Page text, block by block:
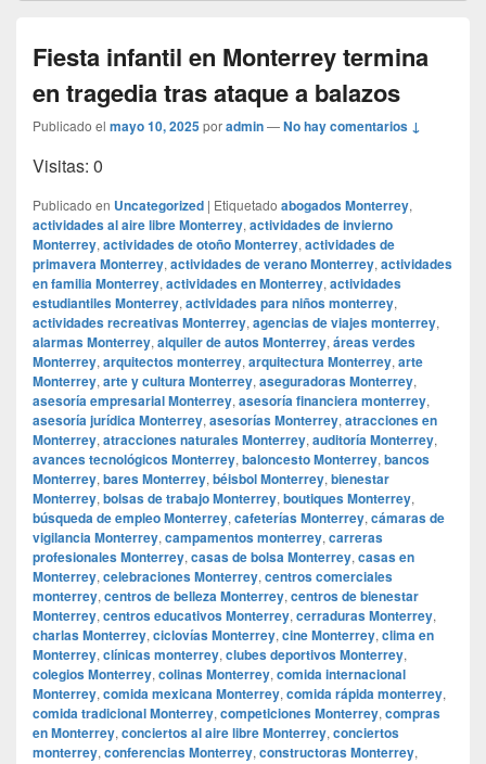
Fiesta infantil en Monterrey termina
en tragedia tras ataque a balazos
Publicado el mayo 10, 2025poradmin—No hay comentarios ↓
Visitas: 0
Publicado en Uncategorized | Etiquetado abogados Monterrey,
actividades al aire libre Monterrey, actividades de invierno
Monterrey, actividades de otoño Monterrey, actividades de
primavera Monterrey, actividades de verano Monterrey, actividades
en familia Monterrey, actividades en Monterrey, actividades
estudiantiles Monterrey, actividades para niños monterrey,
actividades recreativas Monterrey, agencias de viajes monterrey,
alarmas Monterrey, alquiler de autos Monterrey, áreas verdes
Monterrey, arquitectos monterrey, arquitectura Monterrey, arte
Monterrey, arte y cultura Monterrey, aseguradoras Monterrey,
asesoría empresarial Monterrey, asesoría financiera monterrey,
asesoría jurídica Monterrey, asesorías Monterrey, atracciones en
Monterrey, atracciones naturales Monterrey, auditoría Monterrey,
avances tecnológicos Monterrey, baloncesto Monterrey, bancos
Monterrey, bares Monterrey, béisbol Monterrey, bienestar
Monterrey, bolsas de trabajo Monterrey, boutiques Monterrey,
búsqueda de empleo Monterrey, cafeterías Monterrey, cámaras de
vigilancia Monterrey, campamentos monterrey, carreras
profesionales Monterrey, casas de bolsa Monterrey, casas en
Monterrey, celebraciones Monterrey, centros comerciales
monterrey, centros de belleza Monterrey, centros de bienestar
Monterrey, centros educativos Monterrey, cerraduras Monterrey,
charlas Monterrey, ciclovías Monterrey, cine Monterrey, clima en
Monterrey, clínicas monterrey, clubes deportivos Monterrey,
colegios Monterrey, colinas Monterrey, comida internacional
Monterrey, comida mexicana Monterrey, comida rápida monterrey,
comida tradicional Monterrey, competiciones Monterrey, compras
en Monterrey, conciertos al aire libre Monterrey, conciertos
monterrey, conferencias Monterrey, constructoras Monterrey,